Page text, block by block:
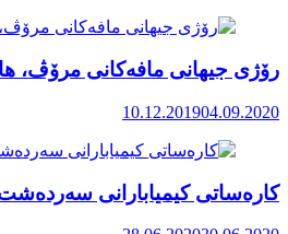
رۆژی جیهانی مافەکانی مرۆڤ،
10.12.201904.09.2020
کارەساتی کیمیابارانی سەردەشت